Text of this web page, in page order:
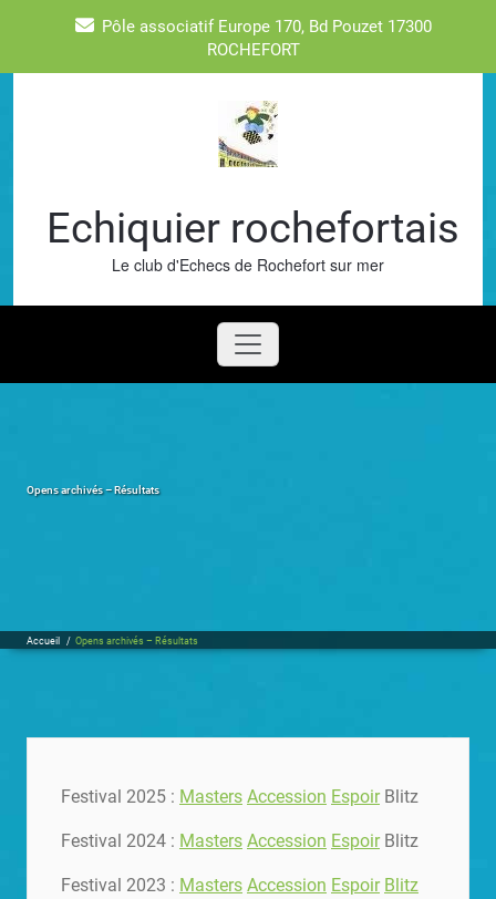
Pôle associatif Europe 170, Bd Pouzet 17300
ROCHEFORT
Echiquier rochefortais
Le club d'Echecs de Rochefort sur mer
Opens archivés – Résultats
Accueil / Opens archivés – Résultats
Festival 2025 : Masters Accession EspoirBlitz
Festival 2024 : Masters Accession EspoirBlitz
Festival 2023 : Masters Accession Espoir Blitz